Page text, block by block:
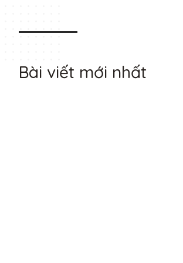
Bài viết mới nhất